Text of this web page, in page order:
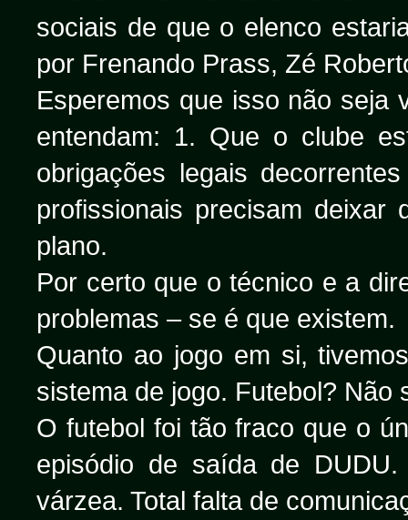
sociais de que o elenco
por Frenando Prass, Zé
Esperemos que isso não seja
entendam: 1. Que o clube
obrigações legais
profissionais precisam deixar
plano.
Por certo que o técnico e a
problemas – se é que existem.
Quanto ao jogo em si,
sistema de jogo. Futebol? Não
O futebol foi tão fraco que o
episódio de saída de
várzea. Total falta de